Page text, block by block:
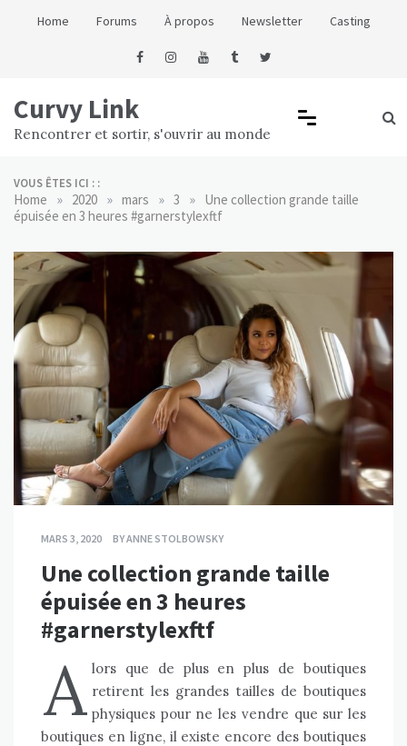
Home Forums À propos Newsletter Casting
Curvy Link
Rencontrer et sortir, s'ouvrir au monde
VOUS ÊTES ICI : :
Home » 2020 » mars » 3 » Une collection grande taille
épuisée en 3 heures #garnerstylexftf
MARS 3, 2020 BYANNE STOLBOWSKY
Une collection grande taille
épuisée en 3 heures
#garnerstylexftf
A lors que de plus en plus de boutiques
retirent les grandes tailles de boutiques
physiques pour ne les vendre que sur les
boutiques en ligne, il existe encore des boutiques